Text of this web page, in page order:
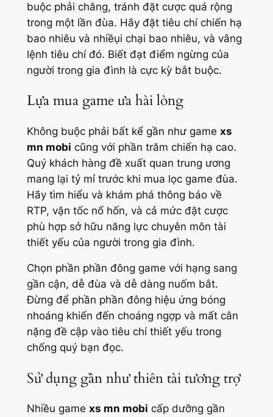
buộc phải chăng, tránh đặt cược quá rộng
trong một lần đùa. Hãy đặt tiêu chí chiến hạ
bao nhiêu và nhiềụi chại bao nhiêu, và vâng
lệnh tiêu chí đó. Biết đạt điểm ngừng của
người trong gia đình là cực kỳ bắt buộc.
Lựa mua game ưa hài lòng
Không buộc phải bất kể gần như game xs
mn mobi cũng với phần trăm chiến hạ cao.
Quý khách hàng đề xuất quan trung ương
mang lại tỷ mỉ trước khi mua lọc game đùa.
Hãy tìm hiểu và khám phá thông báo về
RTP, vận tốc nổ hốn, và cả mức đặt cược
phù hợp sở hữu năng lực chuyên môn tài
thiết yếu của người trong gia đình.
Chọn phần phần đông game với hạng sang
gần cận, dễ đùa và dễ dàng nuốm bắt.
Đừng để phần phần đông hiệu ứng bóng
nhoáng khiến đến choáng ngợp và mất cân
nặng đề cập vào tiêu chí thiết yếu trong
chống quý bạn đọc.
Sử dụng gần như thiên tài tương trợ
Nhiều game xs mn mobi cấp dưỡng gần